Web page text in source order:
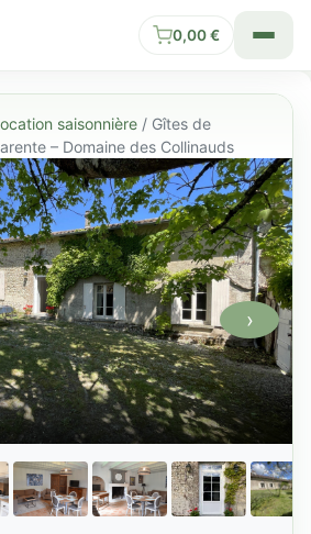
0,00€
saisonnière / Gîtes de
– Domaine des Collinauds
›